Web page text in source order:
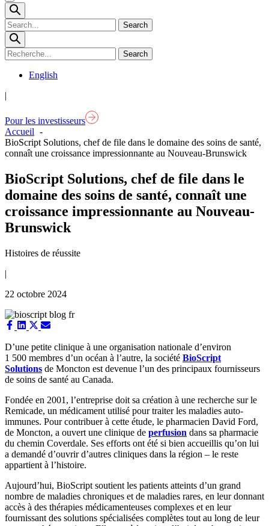
Open
Mobile
Menu
English
|
Pour les investisseurs
Accueil
BioScript Solutions, chef de file dans le domaine des soins de santé,
connaît une croissance impressionnante au Nouveau-Brunswick
BioScript Solutions, chef de file dans le
domaine des soins de santé, connaît une
croissance impressionnante au Nouveau-
Brunswick
Histoires de réussite
|
22 octobre 2024
Share
Facebook
Share
LinkedIn
Share
X
(Twitter)
Share
Email
D’une petite clinique à une organisation nationale d’environ
1 500 membres d’un océan à l’autre, la société BioScript
Solutions de Moncton est devenue l’un des principaux fournisseurs
de soins de santé au Canada.
Fondée en 2001, l’entreprise doit sa création à une recherche sur le
Remicade, un médicament utilisé pour traiter les maladies auto-
immunes. Pour contribuer à cette étude, le pharmacien David Ford,
de Moncton, a ouvert une clinique de perfusion dans sa pharmacie
du chemin Coverdale. Ses efforts ont été si bien accueillis qu’on lui
a demandé d’ouvrir d’autres cliniques dans la région – le reste
appartient à l’histoire.
Aujourd’hui, BioScript soutient les patients atteints d’un grand
nombre de maladies chroniques et de maladies rares, en leur donnant
accès à des thérapies médicamenteuses complexes et en leur
fournissant des solutions spécialisées complètes tout au long de leur